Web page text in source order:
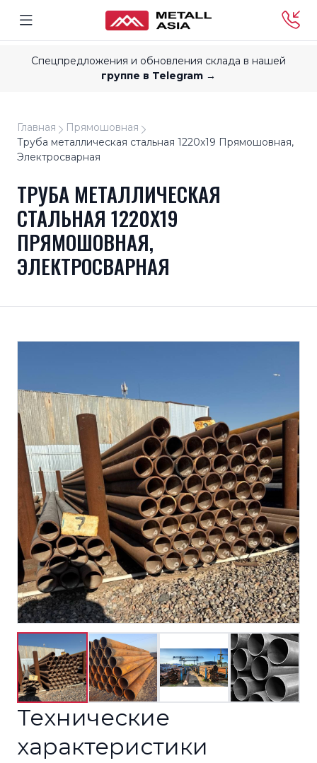
Спецпредложения и обновления склада в нашей
группе в Telegram →
Главная
Прямошовная
Труба металлическая стальная 1220x19 Прямошовная,
Электросварная
ТРУБА МЕТАЛЛИЧЕСКАЯ
СТАЛЬНАЯ 1220X19
ПРЯМОШОВНАЯ,
ЭЛЕКТРОСВАРНАЯ
Технические
характеристики